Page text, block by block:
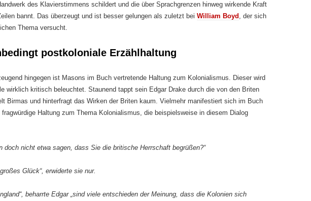
des Klavierstimmens schildert und die über Sprachgrenzen hinweg wirkende Kraft
bannt. Das überzeugt und ist besser gelungen als zuletzt bei William Boyd , der sich
Thema versucht.
postkoloniale Erzählhaltung
hingegen ist Masons im Buch vertretende Haltung zum Kolonialismus. Dieser wird
wirklich kritisch beleuchtet. Staunend tappt sein Edgar Drake durch die von den Briten
Birmas und hinterfragt das Wirken der Briten kaum. Vielmehr manifestiert sich im Buch
fragwürdige Haltung zum Thema Kolonialismus, die beispielsweise in diesem Dialog
doch nicht etwa sagen, dass Sie die britische Herrschaft begrüßen?“
Glück“, erwiderte sie nur.
beharrte Edgar „sind viele entschieden der Meinung, dass die Kolonien sich